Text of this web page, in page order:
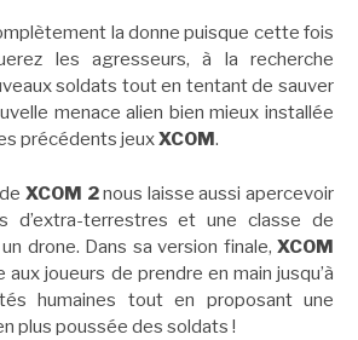
la donne puisque cette fois
les agresseurs, à la recherche
soldats tout en tentant de sauver
menace alien bien mieux installée
précédents jeuxXCOM .
XCOM 2nous laisse aussi apercevoir
d’extra-terrestres et une classe de
drone. Dans sa version finale, XCOM
joueurs de prendre en main jusqu’à
humaines tout en proposant une
plus poussée des soldats !